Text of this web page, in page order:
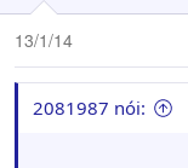
13/1/14
2081987 nói: